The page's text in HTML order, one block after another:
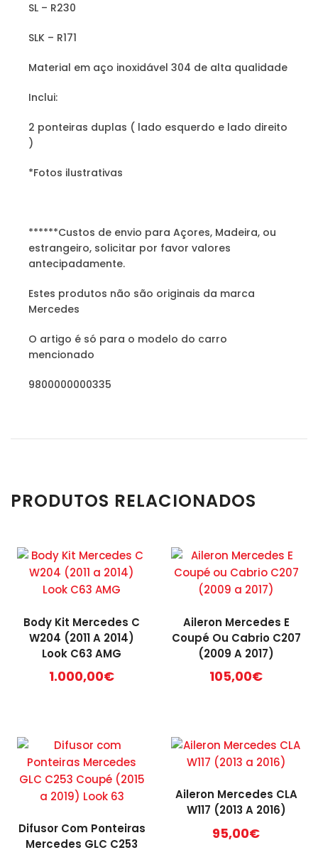
SL – R230
SLK – R171
Material em aço inoxidável 304 de alta qualidade
Inclui:
2 ponteiras duplas ( lado esquerdo e lado direito
)
*Fotos ilustrativas
******Custos de envio para Açores, Madeira, ou
estrangeiro, solicitar por favor valores
antecipadamente.
Estes produtos não são originais da marca
Mercedes
O artigo é só para o modelo do carro
mencionado
9800000000335
PRODUTOS RELACIONADOS
Body Kit Mercedes C
W204 (2011 A 2014)
Look C63 AMG
1.000,00€
Aileron Mercedes E
Coupé Ou Cabrio C207
(2009 A 2017)
105,00€
Difusor Com Ponteiras
Mercedes GLC C253
Aileron Mercedes CLA
W117 (2013 A 2016)
95,00€